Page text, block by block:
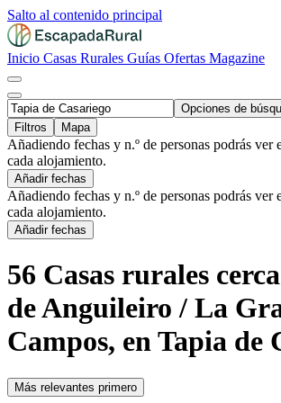
Salto al contenido principal
Inicio Casas Rurales Guías Ofertas Magazine
Opciones de
Filtros
Mapa
Añadiendo fechas y n.º de personas podrás ver
cada alojamiento.
Añadir fechas
Añadiendo fechas y n.º de personas podrás ver
cada alojamiento.
Añadir fechas
56 Casas rurales
de Anguileiro / La
Campos, en Tapia de
Más relevantes primero